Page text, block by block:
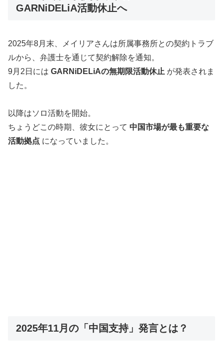
GARNiDELiA活動休止へ
2025年8月末、メイリアさんは所属事務所との契約トラブ
ルから、弁護士を通じて契約解除を通知。
9月2日には GARNiDELiAの無期限活動休止 が発表されま
した。
以降はソロ活動を開始。
ちょうどこの時期、彼女にとって 中国市場が最も重要な
活動拠点 になっていました。
2025年11月の「中国支持」発言とは？